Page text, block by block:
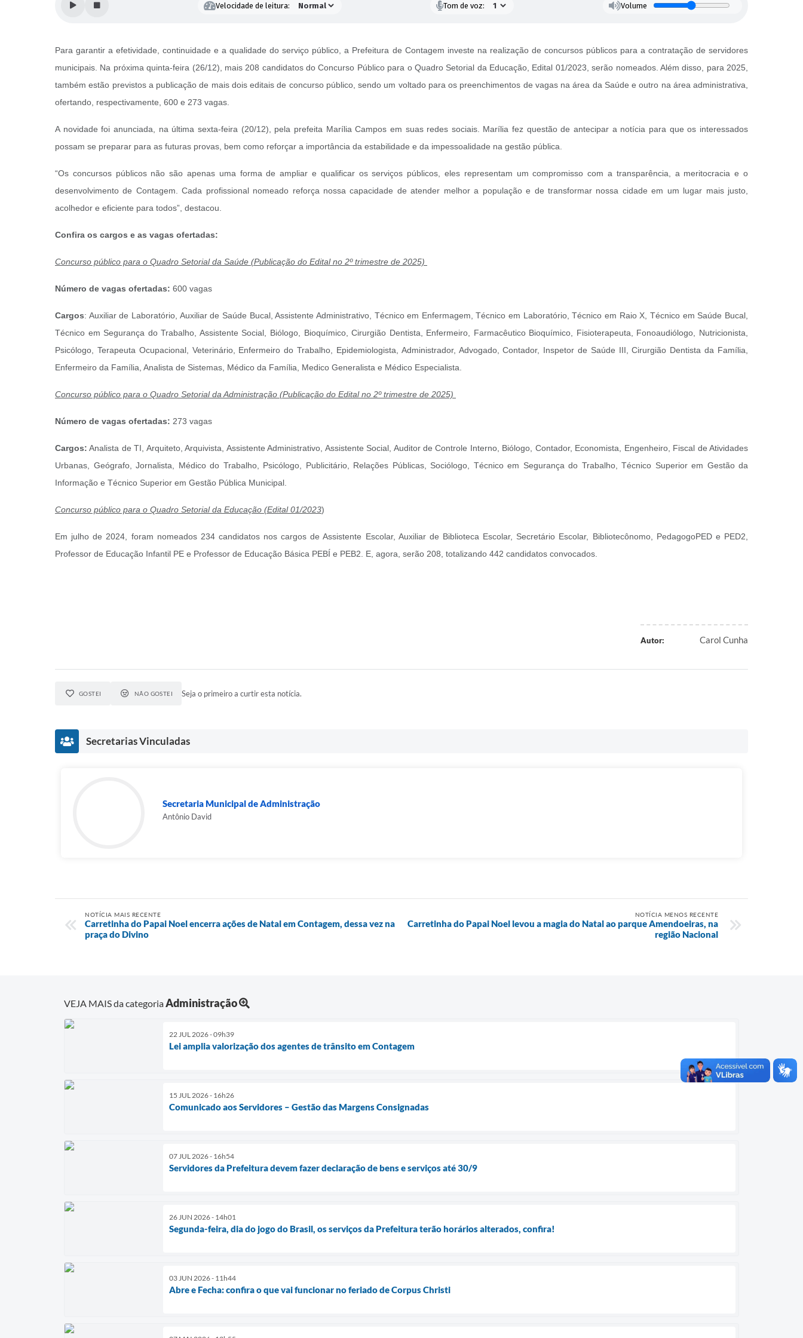
Velocidade de leitura: Tom de voz: Volume
Para garantir a efetividade, continuidade e a qualidade do serviço público, a Prefeitura de Contagem investe na realização de concursos públicos para a contratação de servidores
municipais. Na próxima quinta-feira (26/12), mais 208 candidatos do Concurso Público para o Quadro Setorial da Educação, Edital 01/2023, serão nomeados. Além disso, para 2025,
também estão previstos a publicação de mais dois editais de concurso público, sendo um voltado para os preenchimentos de vagas na área da Saúde e outro na área administrativa,
ofertando, respectivamente, 600 e 273 vagas.
A novidade foi anunciada, na última sexta-feira (20/12), pela prefeita Marília Campos em suas redes sociais. Marília fez questão de antecipar a notícia para que os interessados
possam se preparar para as futuras provas, bem como reforçar a importância da estabilidade e da impessoalidade na gestão pública.
“Os concursos públicos não são apenas uma forma de ampliar e qualificar os serviços públicos, eles representam um compromisso com a transparência, a meritocracia e o
desenvolvimento de Contagem. Cada profissional nomeado reforça nossa capacidade de atender melhor a população e de transformar nossa cidade em um lugar mais justo,
acolhedor e eficiente para todos”, destacou.
Confira os cargos e as vagas ofertadas:
Concurso público para o Quadro Setorial da Saúde (Publicação do Edital no 2º trimestre de 2025)
Número de vagas ofertadas: 600 vagas
Cargos: Auxiliar de Laboratório, Auxiliar de Saúde Bucal, Assistente Administrativo, Técnico em Enfermagem, Técnico em Laboratório, Técnico em Raio X, Técnico em Saúde Bucal,
Técnico em Segurança do Trabalho, Assistente Social, Biólogo, Bioquímico, Cirurgião Dentista, Enfermeiro, Farmacêutico Bioquímico, Fisioterapeuta, Fonoaudiólogo, Nutricionista,
Psicólogo, Terapeuta Ocupacional, Veterinário, Enfermeiro do Trabalho, Epidemiologista, Administrador, Advogado, Contador, Inspetor de Saúde III, Cirurgião Dentista da Família,
Enfermeiro da Família, Analista de Sistemas, Médico da Família, Medico Generalista e Médico Especialista.
Concurso público para o Quadro Setorial da Administração (Publicação do Edital no 2º trimestre de 2025)
Número de vagas ofertadas: 273 vagas
Cargos: Analista de TI, Arquiteto, Arquivista, Assistente Administrativo, Assistente Social, Auditor de Controle Interno, Biólogo, Contador, Economista, Engenheiro, Fiscal de Atividades
Urbanas, Geógrafo, Jornalista, Médico do Trabalho, Psicólogo, Publicitário, Relações Públicas, Sociólogo, Técnico em Segurança do Trabalho, Técnico Superior em Gestão da
Informação e Técnico Superior em Gestão Pública Municipal.
Concurso público para o Quadro Setorial da Educação (Edital 01/2023)
Em julho de 2024, foram nomeados 234 candidatos nos cargos de Assistente Escolar, Auxiliar de Biblioteca Escolar, Secretário Escolar, Bibliotecônomo, PedagogoPED e PED2,
Professor de Educação Infantil PE e Professor de Educação Básica PEBÍ e PEB2. E, agora, serão 208, totalizando 442 candidatos convocados.
Autor: Carol Cunha
GOSTEI NÃO GOSTEI Seja o primeiro a curtir esta notícia.
Secretarias Vinculadas
Secretaria Municipal de Administração
Antônio David
NOTÍCIA MAIS RECENTE
Carretinha do Papai Noel encerra ações de Natal em Contagem, dessa vez na
praça do Divino
NOTÍCIA MENOS RECENTE
Carretinha do Papai Noel levou a magia do Natal ao parque Amendoeiras, na
região Nacional
VEJA MAIS da categoriaAdministração
22 JUL 2026 - 09h39
Lei amplia valorização dos agentes de trânsito em Contagem
15 JUL 2026 - 16h26
Comunicado aos Servidores – Gestão das Margens Consignadas
07 JUL 2026 - 16h54
Servidores da Prefeitura devem fazer declaração de bens e serviços até 30/9
26 JUN 2026 - 14h01
Segunda-feira, dia do jogo do Brasil, os serviços da Prefeitura terão horários alterados, confira!
03 JUN 2026 - 11h44
Abre e Fecha: confira o que vai funcionar no feriado de Corpus Christi